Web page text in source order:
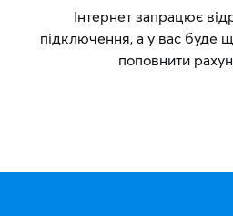
Інтернет запрацює
підключення, а у вас буде
поповнити